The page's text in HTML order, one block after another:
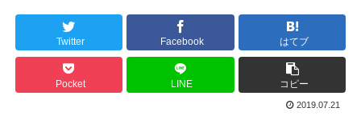
Twitter Facebook はてブ
Pocket LINE コピー
2019.07.21